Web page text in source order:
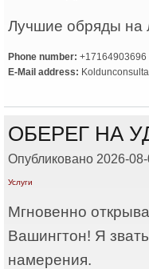
Лучшие обряды на
Phone number: +17164903696
E-Mail address:
ОБЕРЕГ НА
Опубликовано 2026-
Услуги
Мгновенно
Вашингтон! Я
намерения.